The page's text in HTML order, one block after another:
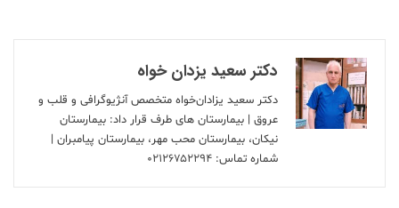
دکتر سعید یزدان خواه
دکتر سعید یزادان‌خواه متخصص آنژیوگرافی و قلب و
عروق | بیمارستان های طرف قرار داد: بیمارستان
نیکان، بیمارستان محب مهر، بیمارستان پیامبران |
شماره تماس: ۰۲۱۲۶۷۵۲۲۹۴